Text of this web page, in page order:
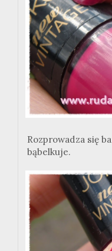
Rozprowadza się
bąbelkuje.